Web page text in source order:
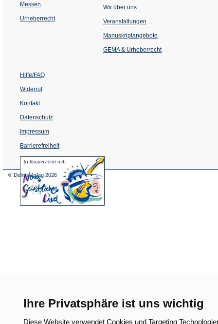
Ihre Privatsphäre ist uns wichtig
Diese Website verwendet Cookies und Targeting
Messen
Urheberrecht
Wir über uns
Veranstaltungen
einem
Tab)
Manuskriptangebote
GEMA & Urheberrecht
Hilfe/FAQ
Widerruf
Kontakt
Datenschutz
Impressum
Barrierefreiheit
(Öffnet
in
© Dehm Verlag 2026